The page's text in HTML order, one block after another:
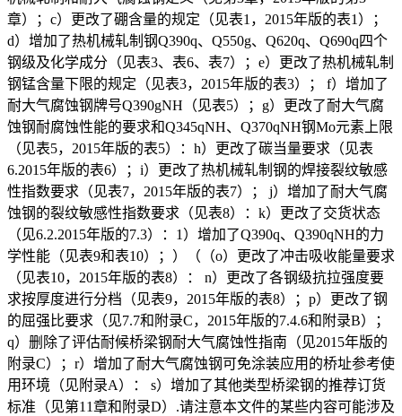
章）；c）更改了硼含量的规定（见表1，2015年版的表1）；
d）增加了热机械轧制钢Q390q、Q550g、Q620q、Q690q四个
钢级及化学成分（见表3、表6、表7）；e）更改了热机械轧制
钢锰含量下限的规定（见表3，2015年版的表3）； f）增加了
耐大气腐蚀钢牌号Q390gNH（见表5）；g）更改了耐大气腐
蚀钢耐腐蚀性能的要求和Q345qNH、Q370qNH钢Mo元素上限
（见表5，2015年版的表5）：h）更改了碳当量要求（见表
6.2015年版的表6）；i）更改了热机械轧制钢的焊接裂纹敏感
性指数要求（见表7，2015年版的表7）； j）增加了耐大气腐
蚀钢的裂纹敏感性指数要求（见表8）：k）更改了交货状态
（见6.2.2015年版的7.3）：1）增加了Q390q、Q390qNH的力
学性能（见表9和表10）；）（（o）更改了冲击吸收能量要求
（见表10，2015年版的表8）： n）更改了各钢级抗拉强度要
求按厚度进行分档（见表9，2015年版的表8）；p）更改了钢
的屈强比要求（见7.7和附录C，2015年版的7.4.6和附录B）；
q）删除了评估耐候桥梁钢耐大气腐蚀性指南（见2015年版的
附录C）；r）增加了耐大气腐蚀钢可免涂装应用的桥址参考使
用环境（见附录A）： s）增加了其他类型桥梁钢的推荐订货
标准（见第11章和附录D）.请注意本文件的某些内容可能涉及